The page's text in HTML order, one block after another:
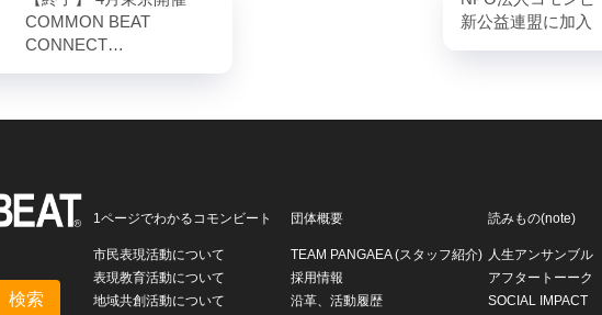
COMMON BEAT
CONNECT…
新公益連盟に加入
1ページでわかるコモンビート
市民表現活動について
表現教育活動について
地域共創活動について
団体概要
TEAM PANGAEA (スタッフ紹介)
採用情報
沿革、活動履歴
読みもの(note)
人生アンサンブル
アフタートーーク
SOCIAL IMPACT